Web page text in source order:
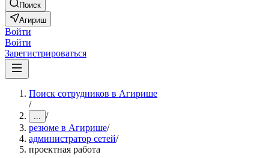
Поиск
Агириш
Войти
Войти
Зарегистрироваться
Поиск сотрудников в Агирише
/
... /
резюме в Агирише/
администратор сетей/
проектная работа